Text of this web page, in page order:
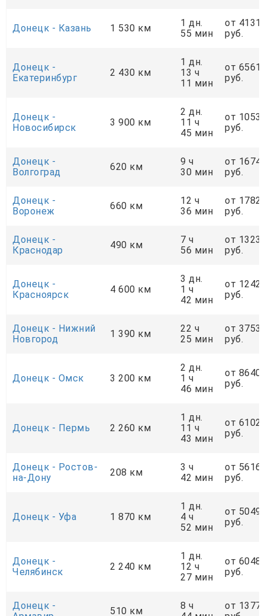
Донецк - Казань 1 530 км
1 дн.
55 мин
от
руб.
Донецк -
Екатеринбург
2 430 км
1 дн.
13 ч
11 мин
от
руб.
Донецк -
Новосибирск
3 900 км
2 дн.
11 ч
45 мин
от
руб.
Донецк -
Волгоград
620 км
9 ч
30 мин
от
руб.
Донецк -
Воронеж
660 км
12 ч
36 мин
от
руб.
Донецк -
Краснодар
490 км
7 ч
56 мин
от
руб.
Донецк -
Красноярск
4 600 км
3 дн.
1 ч
42 мин
от
руб.
Донецк - Нижний
Новгород
1 390 км
22 ч
25 мин
от
руб.
Донецк - Омск 3 200 км
2 дн.
1 ч
46 мин
от
руб.
Донецк - Пермь 2 260 км
1 дн.
11 ч
43 мин
от
руб.
Донецк - Ростов-
на-Дону
208 км
3 ч
42 мин
от 5616
руб.
Донецк - Уфа 1 870 км
1 дн.
4 ч
52 мин
от
руб.
Донецк -
Челябинск
2 240 км
1 дн.
12 ч
27 мин
от
руб.
Донецк -
510 км
8 ч
от